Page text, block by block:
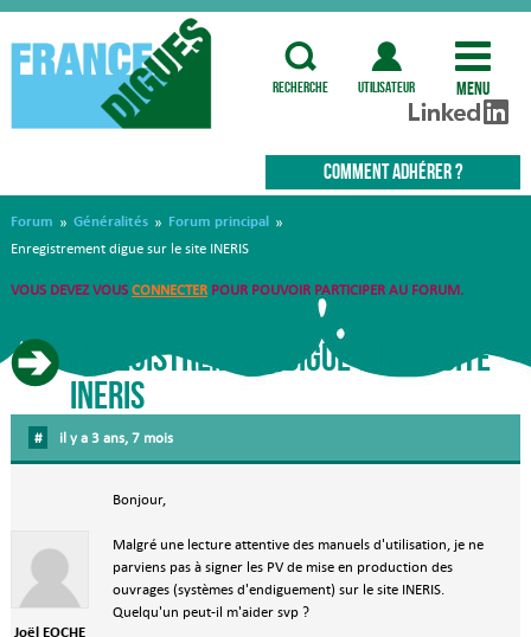
recherche utilisateur Menu
COMMENT ADHÉRER ?
Forum » Généralités » Forum principal »
Enregistrement digue sur le site INERIS
VOUS DEVEZ VOUS CONNECTERPOUR POUVOIR PARTICIPER AU FORUM.
Enregistrement digue sur le site
INERIS
# il y a 3 ans, 7 mois
Joël EOCHE
Bonjour,
Malgré une lecture attentive des manuels d'utilisation, je ne
parviens pas à signer les PV de mise en production des
ouvrages (systèmes d'endiguement) sur le site INERIS.
Quelqu'un peut-il m'aider svp ?